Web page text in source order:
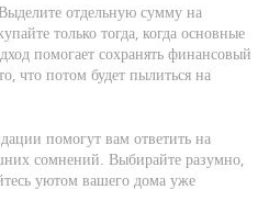
отдельную сумму на
только тогда, когда основные
помогает сохранять финансовый
что потом будет пылиться на
помогут вам ответить на
сомнений. Выбирайте разумно,
уютом вашего дома уже